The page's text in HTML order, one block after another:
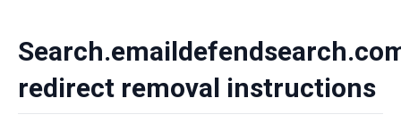
redirect removal instructions